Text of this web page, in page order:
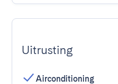
Uitrusting
Airconditioning